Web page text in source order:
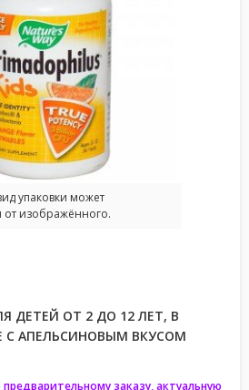
упаковки может
от изображённого.
ДЕТЕЙ ОТ 2 ДО 12 ЛЕТ, В
С АПЕЛЬСИНОВЫМ ВКУСОМ
заказу, актуальную